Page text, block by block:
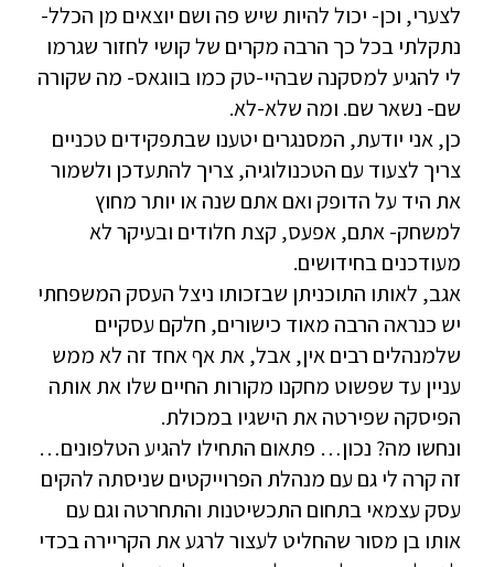
לצערי, וכן- יכול להיות שיש פה ושם יוצאים מן הכלל-
נתקלתי בכל כך הרבה מקרים של קושי לחזור שגרמו
לי להגיע למסקנה שבהיי-טק כמו בווגאס- מה שקורה
שם- נשאר שם. ומה שלא-לא.
כן, אני יודעת, המסנגרים יטענו שבתפקידים טכניים
צריך לצעוד עם הטכנולוגיה, צריך להתעדכן ולשמור
את היד על הדופק ואם אתם שנה או יותר מחוץ
למשחק- אתם, אפעס, קצת חלודים ובעיקר לא
מעודכנים בחידושים.
אגב, לאותו התוכניתן שבזכותו ניצל העסק המשפחתי
יש כנראה הרבה מאוד כישורים, חלקם עסקיים
שלמנהלים רבים אין, אבל, את אף אחד זה לא ממש
עניין עד שפשוט מחקנו מקורות החיים שלו את אותה
הפיסקה שפירטה את הישגיו במכולת.
ונחשו מה? נכון… פתאום התחילו להגיע הטלפונים…
זה קרה לי גם עם מנהלת הפרוייקטים שניסתה להקים
עסק עצמאי בתחום התכשיטנות והתחרטה וגם עם
אותו בן מסור שהחליט לעצור לרגע את הקריירה בכדי